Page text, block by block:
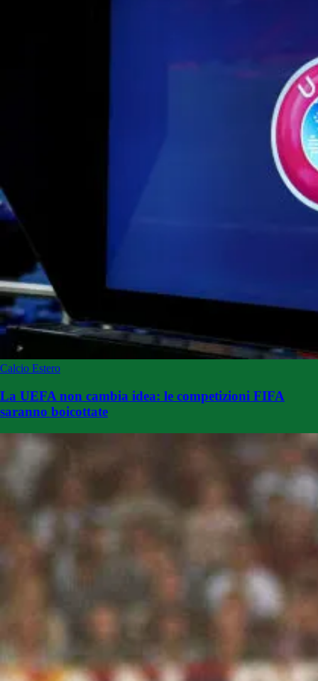
Calcio Estero
La UEFA non cambia idea: le competizioni FIFA
saranno boicottate